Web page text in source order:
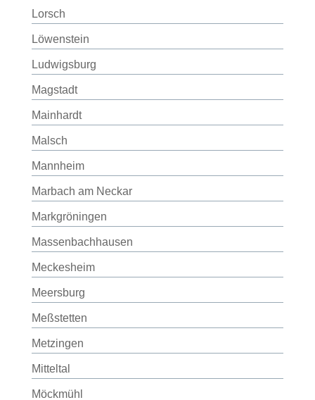
Lorsch
Löwenstein
Ludwigsburg
Magstadt
Mainhardt
Malsch
Mannheim
Marbach am Neckar
Markgröningen
Massenbachhausen
Meckesheim
Meersburg
Meßstetten
Metzingen
Mitteltal
Möckmühl